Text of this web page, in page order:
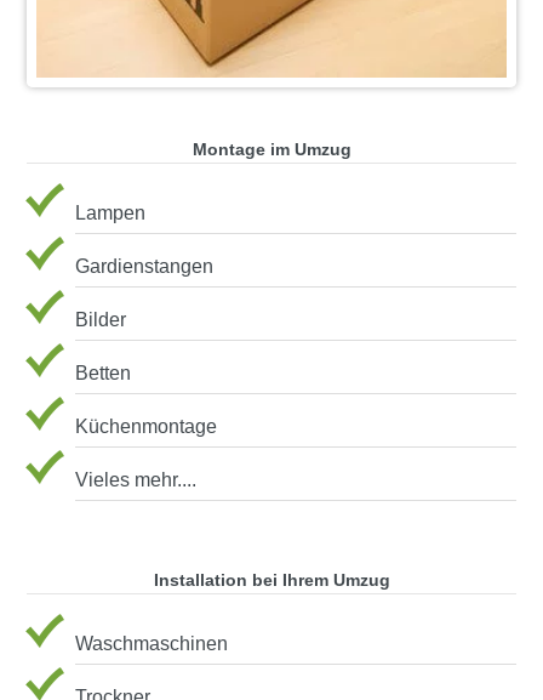
Montage im Umzug
Lampen
Gardienstangen
Bilder
Betten
Küchenmontage
Vieles mehr....
Installation bei Ihrem Umzug
Waschmaschinen